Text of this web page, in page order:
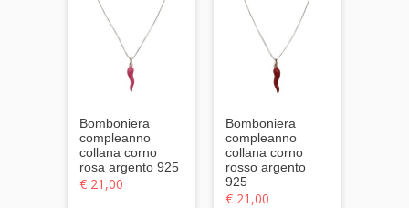
Bomboniera
compleanno
collana corno
rosa argento 925
€ 21,00
Bomboniera
compleanno
collana corno
rosso argento
925
€ 21,00